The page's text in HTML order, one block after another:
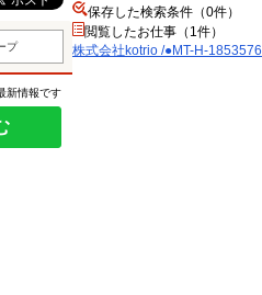
プ
新情報です
保存した検索条件（0件）
閲覧したお仕事（1件）
株式会社kotrio /●MT-H-1853576